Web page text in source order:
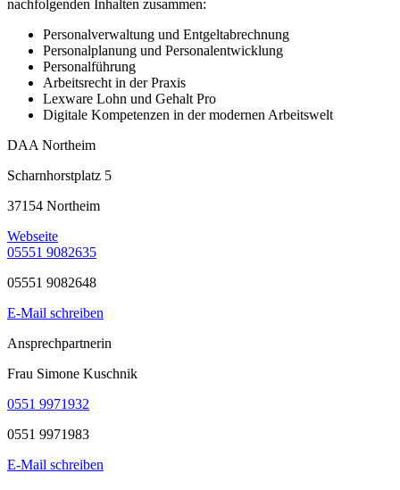
nachfolgenden Inhalten zusammen:
Personalverwaltung und Entgeltabrechnung
Personalplanung und Personalentwicklung
Personalführung
Arbeitsrecht in der Praxis
Lexware Lohn und Gehalt Pro
Digitale Kompetenzen in der modernen Arbeitswelt
DAA Northeim
Scharnhorstplatz 5
37154 Northeim
Webseite
05551 9082635
05551 9082648
E-Mail schreiben
Ansprechpartnerin
Frau Simone Kuschnik
0551 9971932
0551 9971983
E-Mail schreiben